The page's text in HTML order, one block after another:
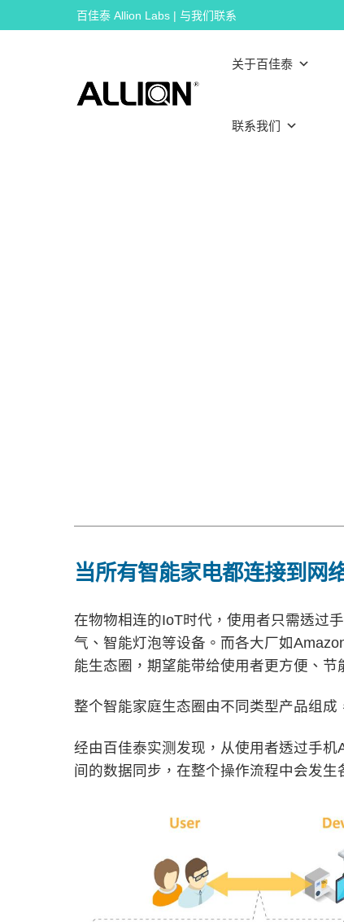
to
百佳泰 Allion Labs | 与我们联系
关于百佳泰
联系我们
当所有智能家电都连接到网
在物物相连的IoT时代，使用者只需透过
气、智能灯泡等设备。而各大厂如
能生态圈，期望能带给使用者更方便、
整个智能家庭生态圈由不同类型产品组成
经由百佳泰实测发现，从使用者透过手
间的数据同步，在整个操作流程中会发生